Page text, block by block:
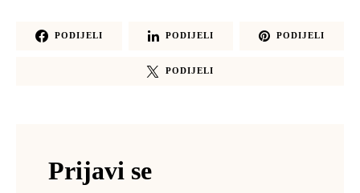
PODIJELI PODIJELI PODIJELI
PODIJELI
Prijavi se